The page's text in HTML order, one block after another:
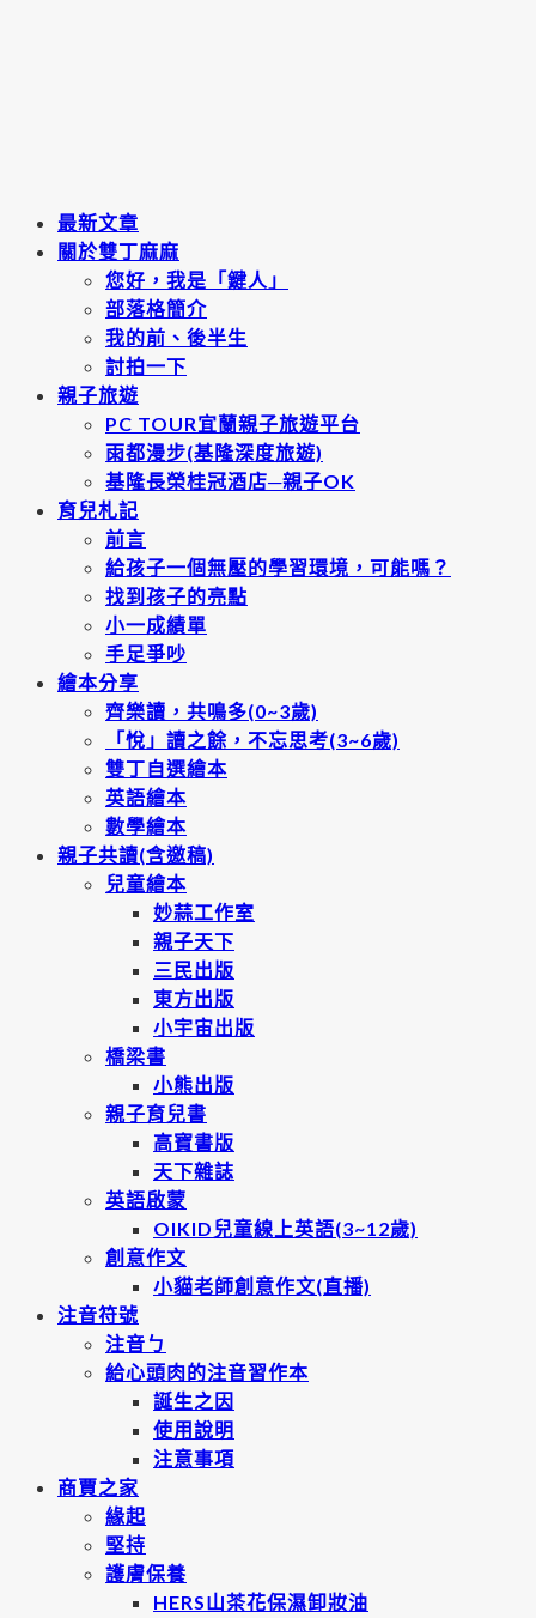
最新文章
關於雙丁麻麻
您好，我是「鍵人」
部落格簡介
我的前、後半生
討拍一下
親子旅遊
PC TOUR宜蘭親子旅遊平台
雨都漫步(基隆深度旅遊)
基隆長榮桂冠酒店─親子OK
育兒札記
前言
給孩子一個無壓的學習環境，可能嗎？
找到孩子的亮點
小一成績單
手足爭吵
繪本分享
齊樂讀，共鳴多(0~3歲)
「悅」讀之餘，不忘思考(3~6歲)
雙丁自選繪本
英語繪本
數學繪本
親子共讀(含邀稿)
兒童繪本
妙蒜工作室
親子天下
三民出版
東方出版
小宇宙出版
橋梁書
小熊出版
親子育兒書
高寶書版
天下雜誌
英語啟蒙
OIKID兒童線上英語(3~12歲)
創意作文
小貓老師創意作文(直播)
注音符號
注音ㄅ
給心頭肉的注音習作本
誕生之因
使用說明
注意事項
商賈之家
緣起
堅持
護膚保養
HERS山茶花保濕卸妝油